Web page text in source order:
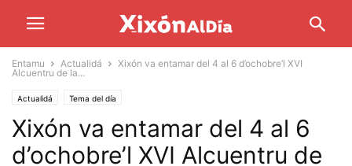
Entamu Actualidá
Xixón va entamar del 4 al 6 d’ochobre’l XVI
Alcuentru de la...
Actualidá Tema del día
Xixón va entamar del 4 al 6
d’ochobre’l XVI Alcuentru de